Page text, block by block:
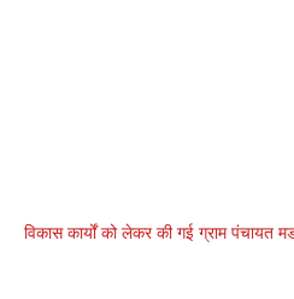
विकास कार्यों को लेकर की गई ग्राम पंचायत